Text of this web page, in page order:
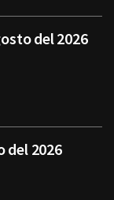
del 2026
del 2026